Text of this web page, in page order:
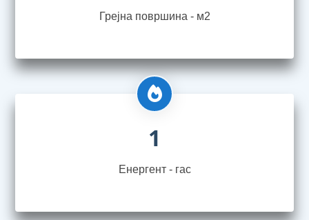
Грејна површина - м2
1
Енергент - гас